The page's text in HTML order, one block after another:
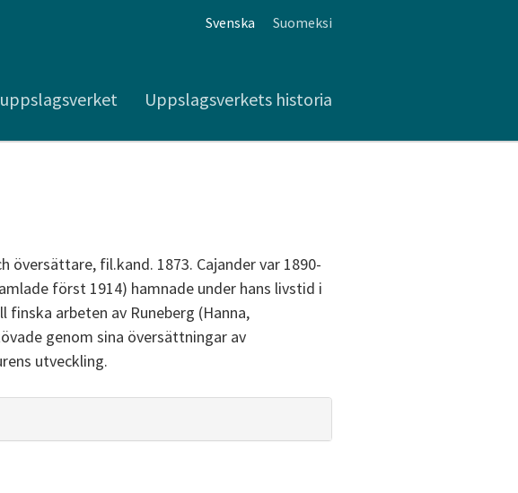
Svenska Suomeksi
Uppslagsverkets historia
översättare, fil.kand. 1873. Cajander var 1890-
först 1914) hamnade under hans livstid i
arbeten av Runeberg (Hanna,
genom sina översättningar av
utveckling.